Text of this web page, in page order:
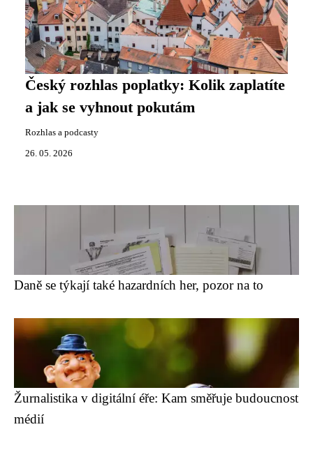
Český rozhlas poplatky: Kolik zaplatíte
a jak se vyhnout pokutám
Rozhlas a podcasty
26. 05. 2026
Daně se týkají také hazardních her, pozor na to
Žurnalistika v digitální éře: Kam směřuje budoucnost
médií